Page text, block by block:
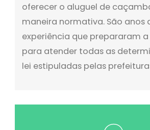
oferecer o aluguel de
maneira normativa. São anos
experiência que prepararam
para atender todas as
lei estipuladas pelas